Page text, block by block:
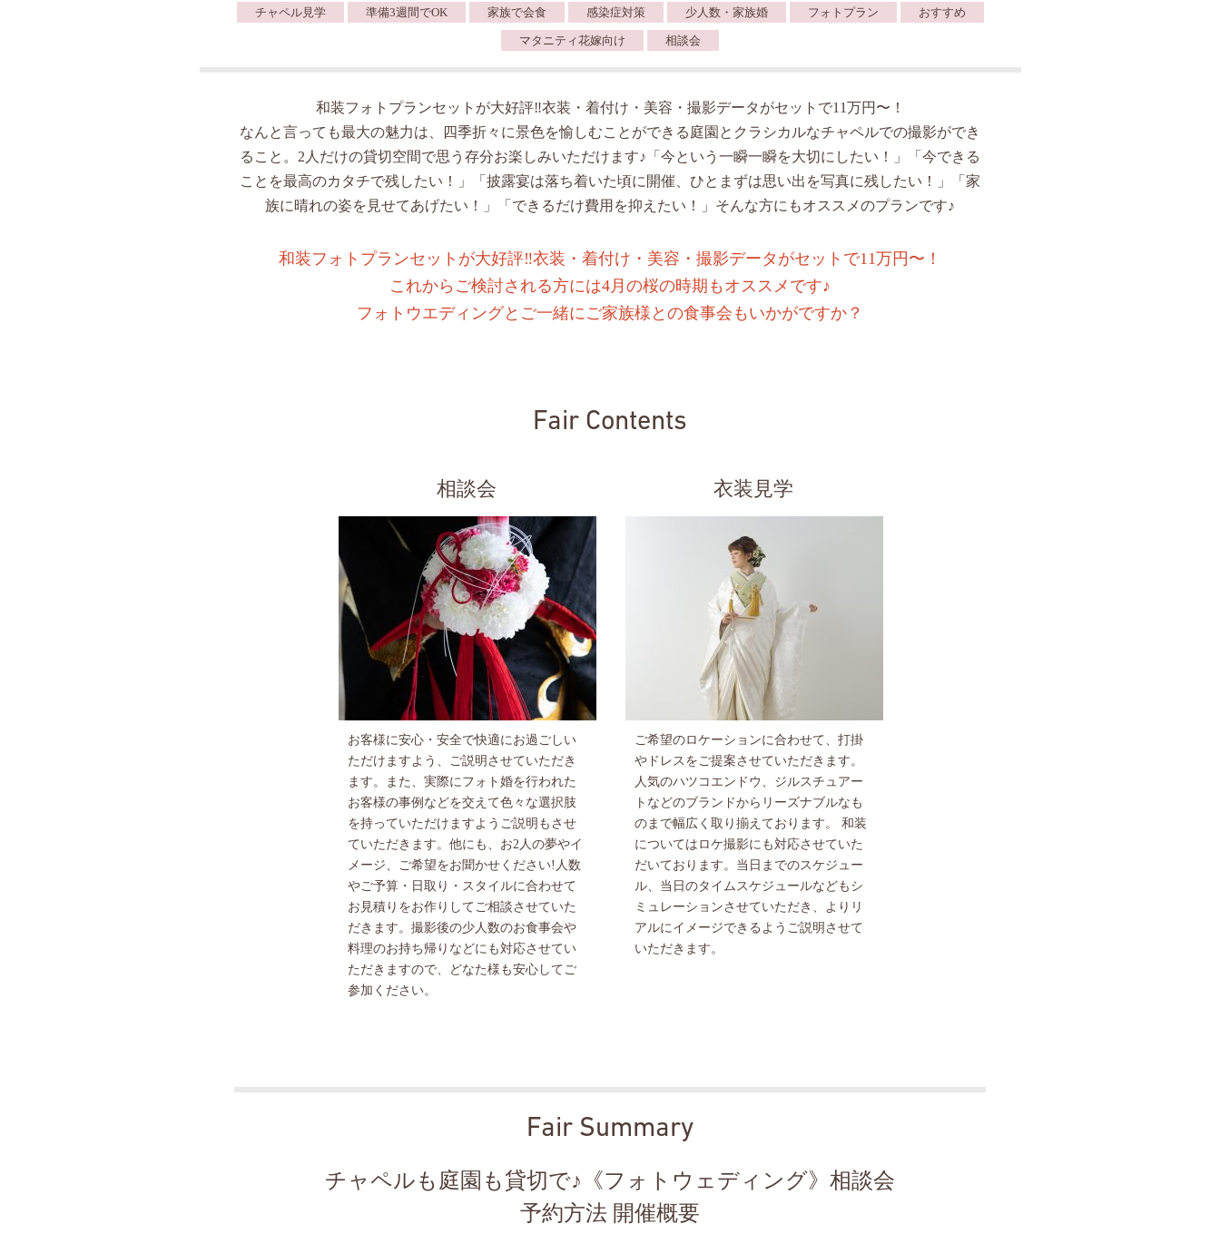
チャペル見学 準備3週間でOK 家族で会食 感染症対策 少人数・家族婚 フォトプラン おすすめ
マタニティ花嫁向け 相談会
和装フォトプランセットが大好評‼︎衣装・着付け・美容・撮影データがセットで11万円〜！
なんと言っても最大の魅力は、四季折々に景色を愉しむことができる庭園とクラシカルなチャペルでの撮影ができ
ること。2人だけの貸切空間で思う存分お楽しみいただけます♪「今という一瞬一瞬を大切にしたい！」「今できる
ことを最高のカタチで残したい！」「披露宴は落ち着いた頃に開催、ひとまずは思い出を写真に残したい！」「家
族に晴れの姿を見せてあげたい！」「できるだけ費用を抑えたい！」そんな方にもオススメのプランです♪
和装フォトプランセットが大好評‼︎衣装・着付け・美容・撮影データがセットで11万円〜！
これからご検討される方には4月の桜の時期もオススメです♪
フォトウエディングとご一緒にご家族様との食事会もいかがですか？
Fair Contents
相談会
お客様に安心・安全で快適にお過ごしい
ただけますよう、ご説明させていただき
ます。また、実際にフォト婚を行われた
お客様の事例などを交えて色々な選択肢
を持っていただけますようご説明もさせ
ていただきます。他にも、お2人の夢やイ
メージ、ご希望をお聞かせください!人数
やご予算・日取り・スタイルに合わせて
お見積りをお作りしてご相談させていた
だきます。撮影後の少人数のお食事会や
料理のお持ち帰りなどにも対応させてい
ただきますので、どなた様も安心してご
参加ください。
衣装見学
ご希望のロケーションに合わせて、打掛
やドレスをご提案させていただきます。
人気のハツコエンドウ、ジルスチュアー
トなどのブランドからリーズナブルなも
のまで幅広く取り揃えております。 和装
についてはロケ撮影にも対応させていた
だいております。当日までのスケジュー
ル、当日のタイムスケジュールなどもシ
ミュレーションさせていただき、よりリ
アルにイメージできるようご説明させて
いただきます。
Fair Summary
チャペルも庭園も貸切で♪《フォトウェディング》相談会
予約方法 開催概要